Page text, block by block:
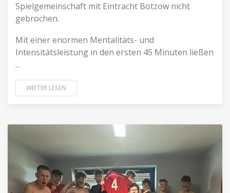
Spielgemeinschaft mit Eintracht Bötzow nicht
gebrochen.
Mit einer enormen Mentalitäts- und
Intensitätsleistung in den ersten 45 Minuten ließen
...
WEITER LESEN